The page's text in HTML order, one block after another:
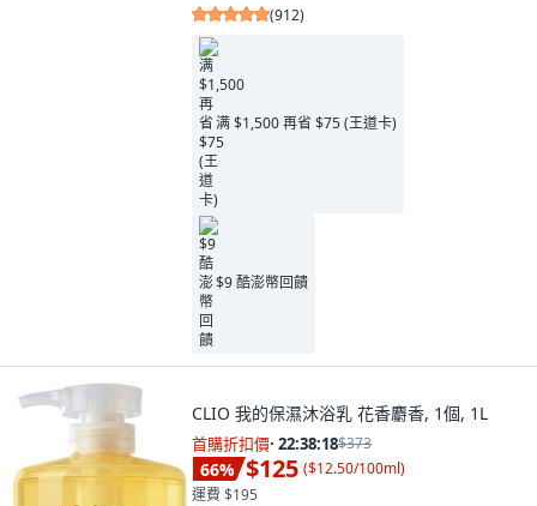
(912)
满 $1,500 再省 $75 (王道卡)
$9 酷澎幣回饋
CLIO 我的保濕沐浴乳 花香麝香, 1個, 1L
首購折扣價· 22:38:16$373
66% $125 ($12.50/100ml)
運費 $195